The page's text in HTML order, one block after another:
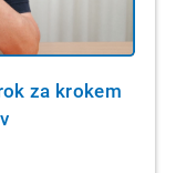
za krokem